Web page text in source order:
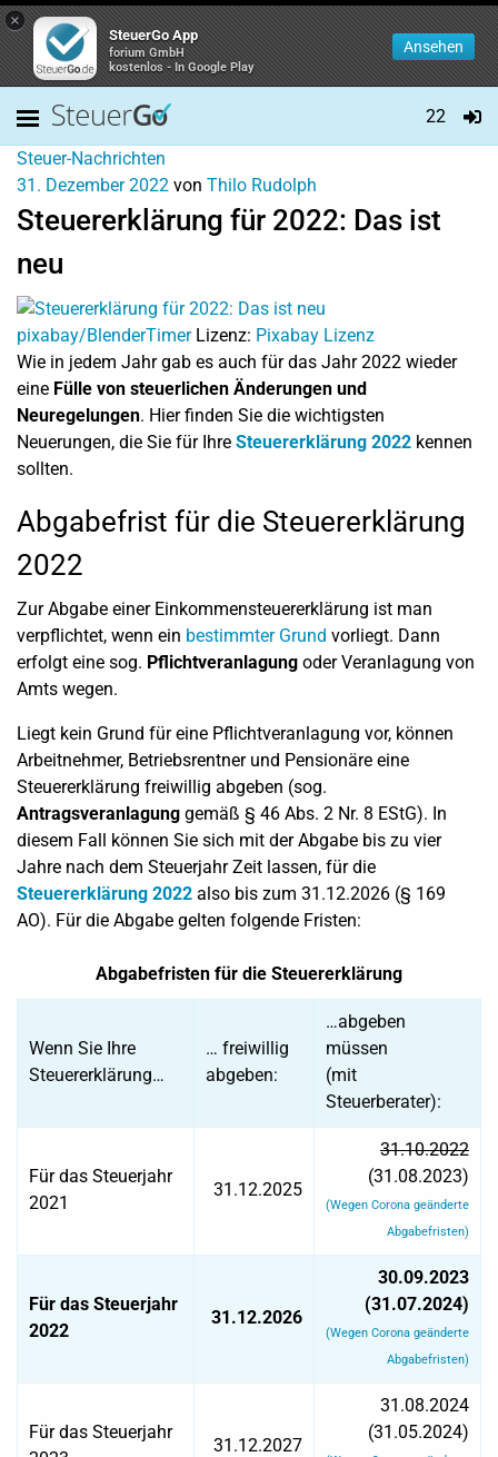
×
SteuerGo App
forium GmbH
kostenlos - In Google Play
Ansehen
22
Steuer-Nachrichten
31. Dezember 2022 von Thilo Rudolph
Steuererklärung für 2022: Das ist
neu
pixabay/BlenderTimerLizenz: Pixabay Lizenz
Wie in jedem Jahr gab es auch für das Jahr 2022 wieder
eine Fülle von steuerlichen Änderungen und
Neuregelungen. Hier finden Sie die wichtigsten
Neuerungen, die Sie für Ihre Steuererklärung 2022 kennen
sollten.
Abgabefrist für die Steuererklärung
2022
Zur Abgabe einer Einkommensteuererklärung ist man
verpflichtet, wenn ein bestimmter Grund vorliegt. Dann
erfolgt eine sog. Pflichtveranlagung oder Veranlagung von
Amts wegen.
Liegt kein Grund für eine Pflichtveranlagung vor, können
Arbeitnehmer, Betriebsrentner und Pensionäre eine
Steuererklärung freiwillig abgeben (sog.
Antragsveranlagung gemäß § 46 Abs. 2 Nr. 8 EStG). In
diesem Fall können Sie sich mit der Abgabe bis zu vier
Jahre nach dem Steuerjahr Zeit lassen, für die
Steuererklärung 2022 also bis zum 31.12.2026 (§ 169
AO). Für die Abgabe gelten folgende Fristen:
Abgabefristen für die Steuererklärung
Wenn Sie Ihre
Steuererklärung…
… freiwillig
abgeben:
…abgeben
müssen
(mit
Steuerberater):
Für das Steuerjahr
2021
31.12.2025
31.10.2022
(31.08.2023)
(Wegen Corona geänderte
Abgabefristen)
Für das Steuerjahr
2022
31.12.2026
30.09.2023
(31.07.2024)
(Wegen Corona geänderte
Abgabefristen)
Für das Steuerjahr
31.12.2027
31.08.2024
(31.05.2024)